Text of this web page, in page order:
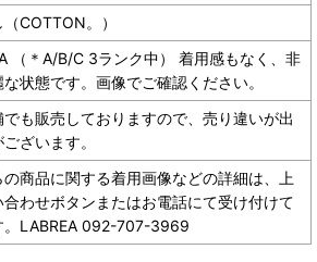
COTTON。）
（＊A/B/C 3ランク中） 着用感もなく、非
状態です。画像でご確認ください。
でも販売しておりますので、売り違いが出
ざいます。
の商品に関する着用画像などの詳細は、上
合わせボタンまたはお電話にて受け付けて
。LABREA 092-707-3969